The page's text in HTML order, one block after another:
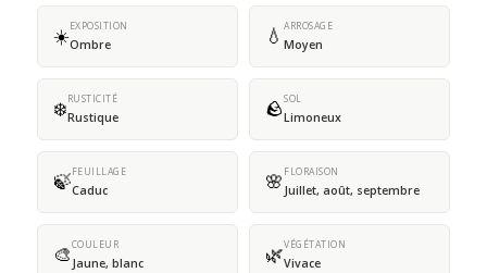
☀️EXPOSITION
Ombre 💧 ARROSAGE
Moyen
❄️RUSTICITÉ
Rustique 🪨SOL
Limoneux
🍃FEUILLAGE
Caduc 🌸 FLORAISON
Juillet, août, septembre
🎨COULEUR
Jaune, blanc 🌿VÉGÉTATION
Vivace